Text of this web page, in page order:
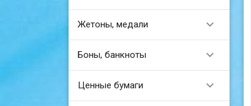
Жетоны, медали 
Боны, банкноты 
Ценные бумаги 